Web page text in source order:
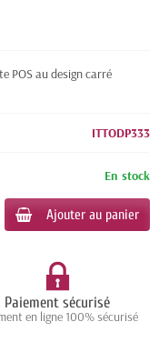
POS au design carré
ITTODP333
En stock
Ajouter au panier
Paiement sécurisé
en ligne 100% sécurisé